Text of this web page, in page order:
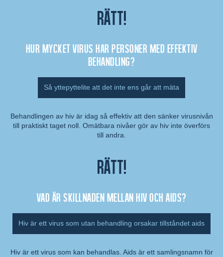
Rätt!
Hur mycket virus har personer med effektiv
behandling?
Så yttepyttelite att det inte ens går att mäta
Kommentar:
Behandlingen av hiv är idag så effektiv att den sänker virusnivån
till praktiskt taget noll. Omätbara nivåer gör av hiv inte överförs
till andra.
Rätt!
Vad är skillnaden mellan hiv och aids?
Hiv är ett virus som utan behandling orsakar tillståndet aids
Hiv är ett virus som kan behandlas. Aids är ett samlingsnamn för